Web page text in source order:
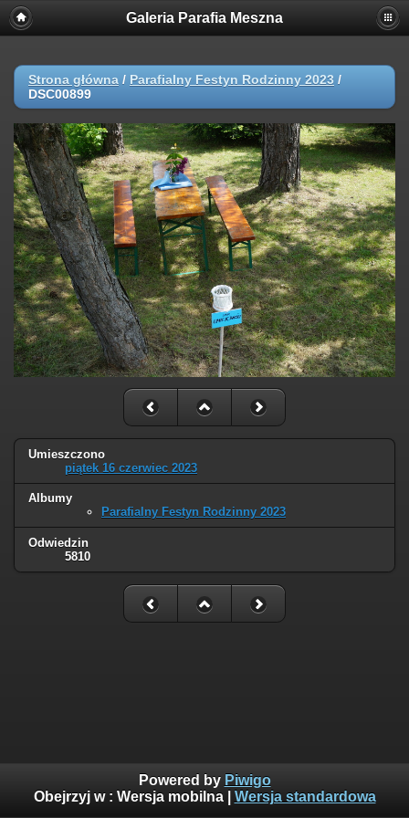
Galeria Parafia Meszna
Strona główna / Parafialny Festyn Rodzinny 2023 /
DSC00899
Umieszczono
piątek 16 czerwiec 2023
Albumy
Parafialny Festyn Rodzinny 2023
Odwiedzin
5810
Powered by Piwigo
Obejrzyj w : Wersja mobilna| Wersja standardowa